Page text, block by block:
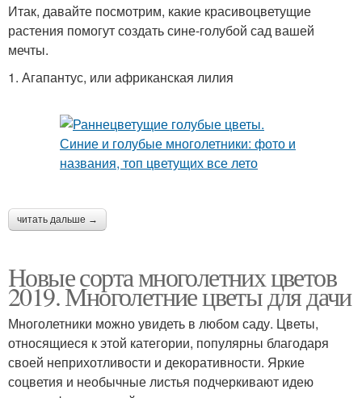
Итак, давайте посмотрим, какие красивоцветущие
растения помогут создать сине-голубой сад вашей
мечты.
1. Агапантус, или африканская лилия
читать дальше →
Новые сорта многолетних цветов
2019. Многолетние цветы для дачи
Многолетники можно увидеть в любом саду. Цветы,
относящиеся к этой категории, популярны благодаря
своей неприхотливости и декоративности. Яркие
соцветия и необычные листья подчеркивают идею